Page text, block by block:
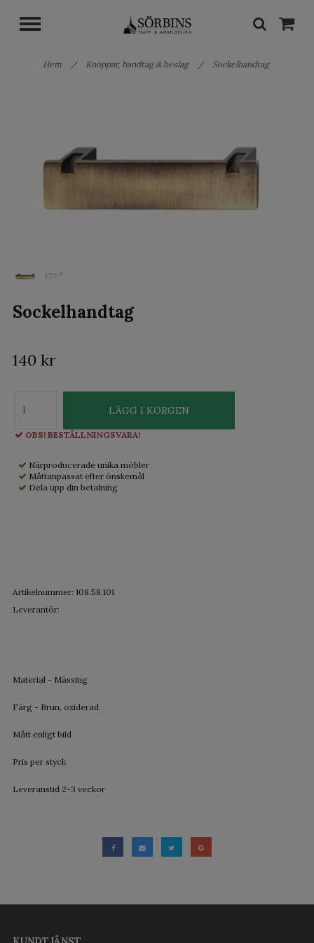
Hem / Knoppar, handtag & beslag / Sockelhandtag
Sockelhandtag
140 kr
LÄGG I KORGEN
OBS! BESTÄLLNINGSVARA!
Närproducerade unika möbler
Måttanpassat efter önskemål
Dela upp din betalning
Artikelnummer: 108.58.101
Leverantör:
Material - Mässing
Färg - Brun, oxiderad
Mått enligt bild
Pris per styck
Leveranstid 2-3 veckor